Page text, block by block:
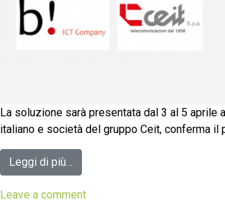
La soluzione sarà presentata dal 3 al 5 aprile
italiano e società del gruppo Ceit, conferma
Leggi di più…
Leave a comment